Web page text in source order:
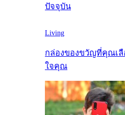
ปัจจุบัน
Living
กล่องของขวัญที่คุณเ
ใจคุณ